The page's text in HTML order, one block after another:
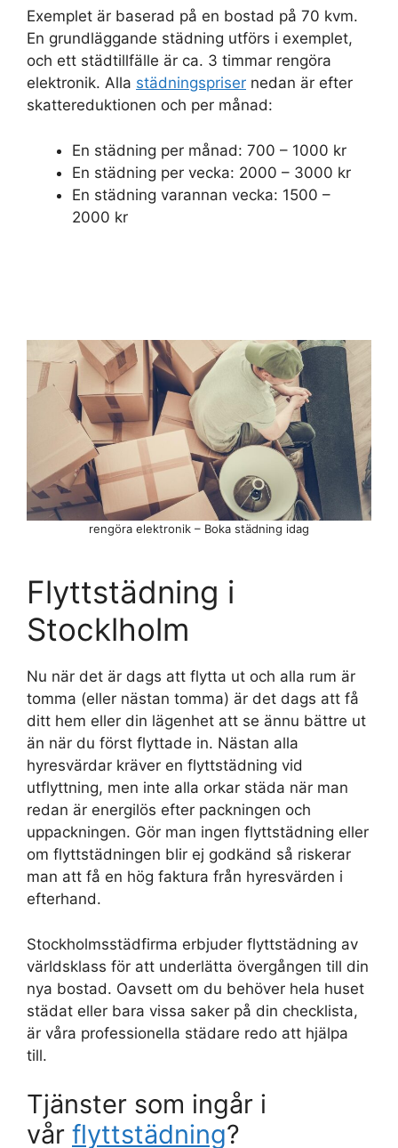
Exemplet är baserad på en bostad på 70 kvm.
En grundläggande städning utförs i exemplet,
och ett städtillfälle är ca. 3 timmar rengöra
elektronik. Alla städningspriser nedan är efter
skattereduktionen och per månad:
En städning per månad: 700 – 1000 kr
En städning per vecka: 2000 – 3000 kr
En städning varannan vecka: 1500 –
2000 kr
Flyttstädning i
Stocklholm
Nu när det är dags att flytta ut och alla rum är
tomma (eller nästan tomma) är det dags att få
ditt hem eller din lägenhet att se ännu bättre ut
än när du först flyttade in. Nästan alla
hyresvärdar kräver en flyttstädning vid
utflyttning, men inte alla orkar städa när man
redan är energilös efter packningen och
uppackningen. Gör man ingen flyttstädning eller
om flyttstädningen blir ej godkänd så riskerar
man att få en hög faktura från hyresvärden i
efterhand.
Stockholmsstädfirma erbjuder flyttstädning av
världsklass för att underlätta övergången till din
nya bostad. Oavsett om du behöver hela huset
städat eller bara vissa saker på din checklista,
är våra professionella städare redo att hjälpa
till.
Tjänster som ingår i
vår flyttstädning?
rengöra elektronik – Boka städning idag